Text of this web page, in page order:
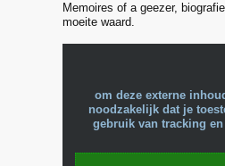
Memoires of a geezer,
moeite waard.
om deze externe
noodzakelijk dat je
gebruik van tracking